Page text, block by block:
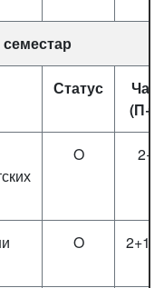
семестар
Статус
O
O